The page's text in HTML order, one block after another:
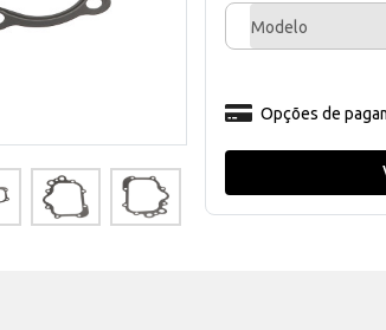
Modelo
Opções de